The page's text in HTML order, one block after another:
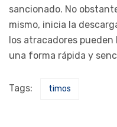
sancionado. No
mismo, inicia la
los atracadores
una forma rápida y
Tags: timos